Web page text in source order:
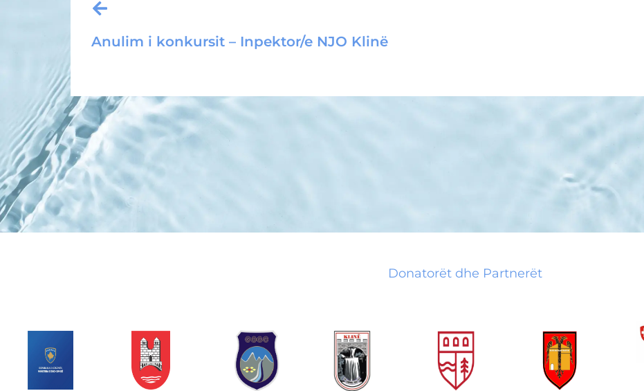
Anulim i konkursit – Inpektor/e NJO Klinë
Donatorët dhe Partnerët